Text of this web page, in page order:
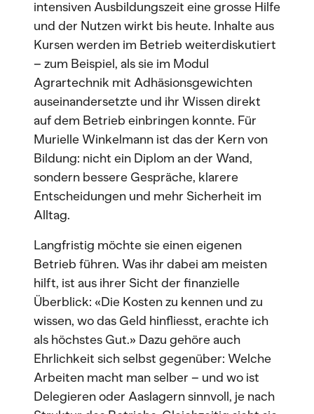
intensiven Ausbildungszeit eine grosse Hilfe
und der Nutzen wirkt bis heute. Inhalte aus
Kursen werden im Betrieb weiterdiskutiert
– zum Beispiel, als sie im Modul
Agrartechnik mit Adhäsionsgewichten
auseinandersetzte und ihr Wissen direkt
auf dem Betrieb einbringen konnte. Für
Murielle Winkelmann ist das der Kern von
Bildung: nicht ein Diplom an der Wand,
sondern bessere Gespräche, klarere
Entscheidungen und mehr Sicherheit im
Alltag.
Langfristig möchte sie einen eigenen
Betrieb führen. Was ihr dabei am meisten
hilft, ist aus ihrer Sicht der finanzielle
Überblick: «Die Kosten zu kennen und zu
wissen, wo das Geld hinfliesst, erachte ich
als höchstes Gut.» Dazu gehöre auch
Ehrlichkeit sich selbst gegenüber: Welche
Arbeiten macht man selber – und wo ist
Delegieren oder Aaslagern sinnvoll, je nach